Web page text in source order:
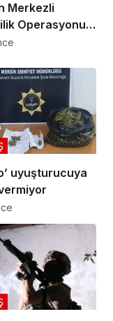
Merkezli
Operasyonu:
TL’lik Haksız
uyuşturucuya